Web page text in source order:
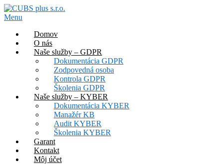
Prejsť
na
Menu
Domov
O nás
Naše služby – GDPR
Dokumentácia GDPR
Zodpovedná osoba
Kontrola GDPR
Školenia GDPR
Naše služby – KYBER
Dokumentácia KYBER
Manažér KB
Audit KYBER
Školenia KYBER
Garant
Kontakt
Môj účet